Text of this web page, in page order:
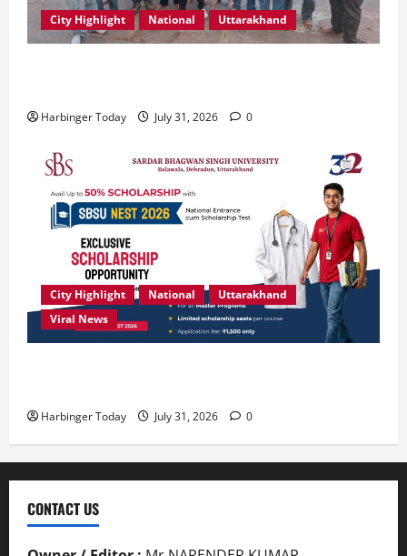
City Highlight National Uttarakhand
Harbinger Today July 31, 2026 0
City Highlight National
Uttarakhand
Viral News
Harbinger Today July 31, 2026 0
CONTACT US